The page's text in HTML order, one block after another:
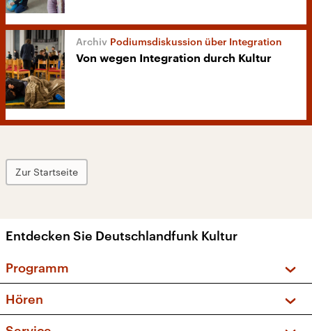
Podiumsdiskussion über Integration
Von wegen Integration durch Kultur
Zur Startseite
Entdecken Sie Deutschlandfunk Kultur
Programm
Sendungen und Podcasts
Hören